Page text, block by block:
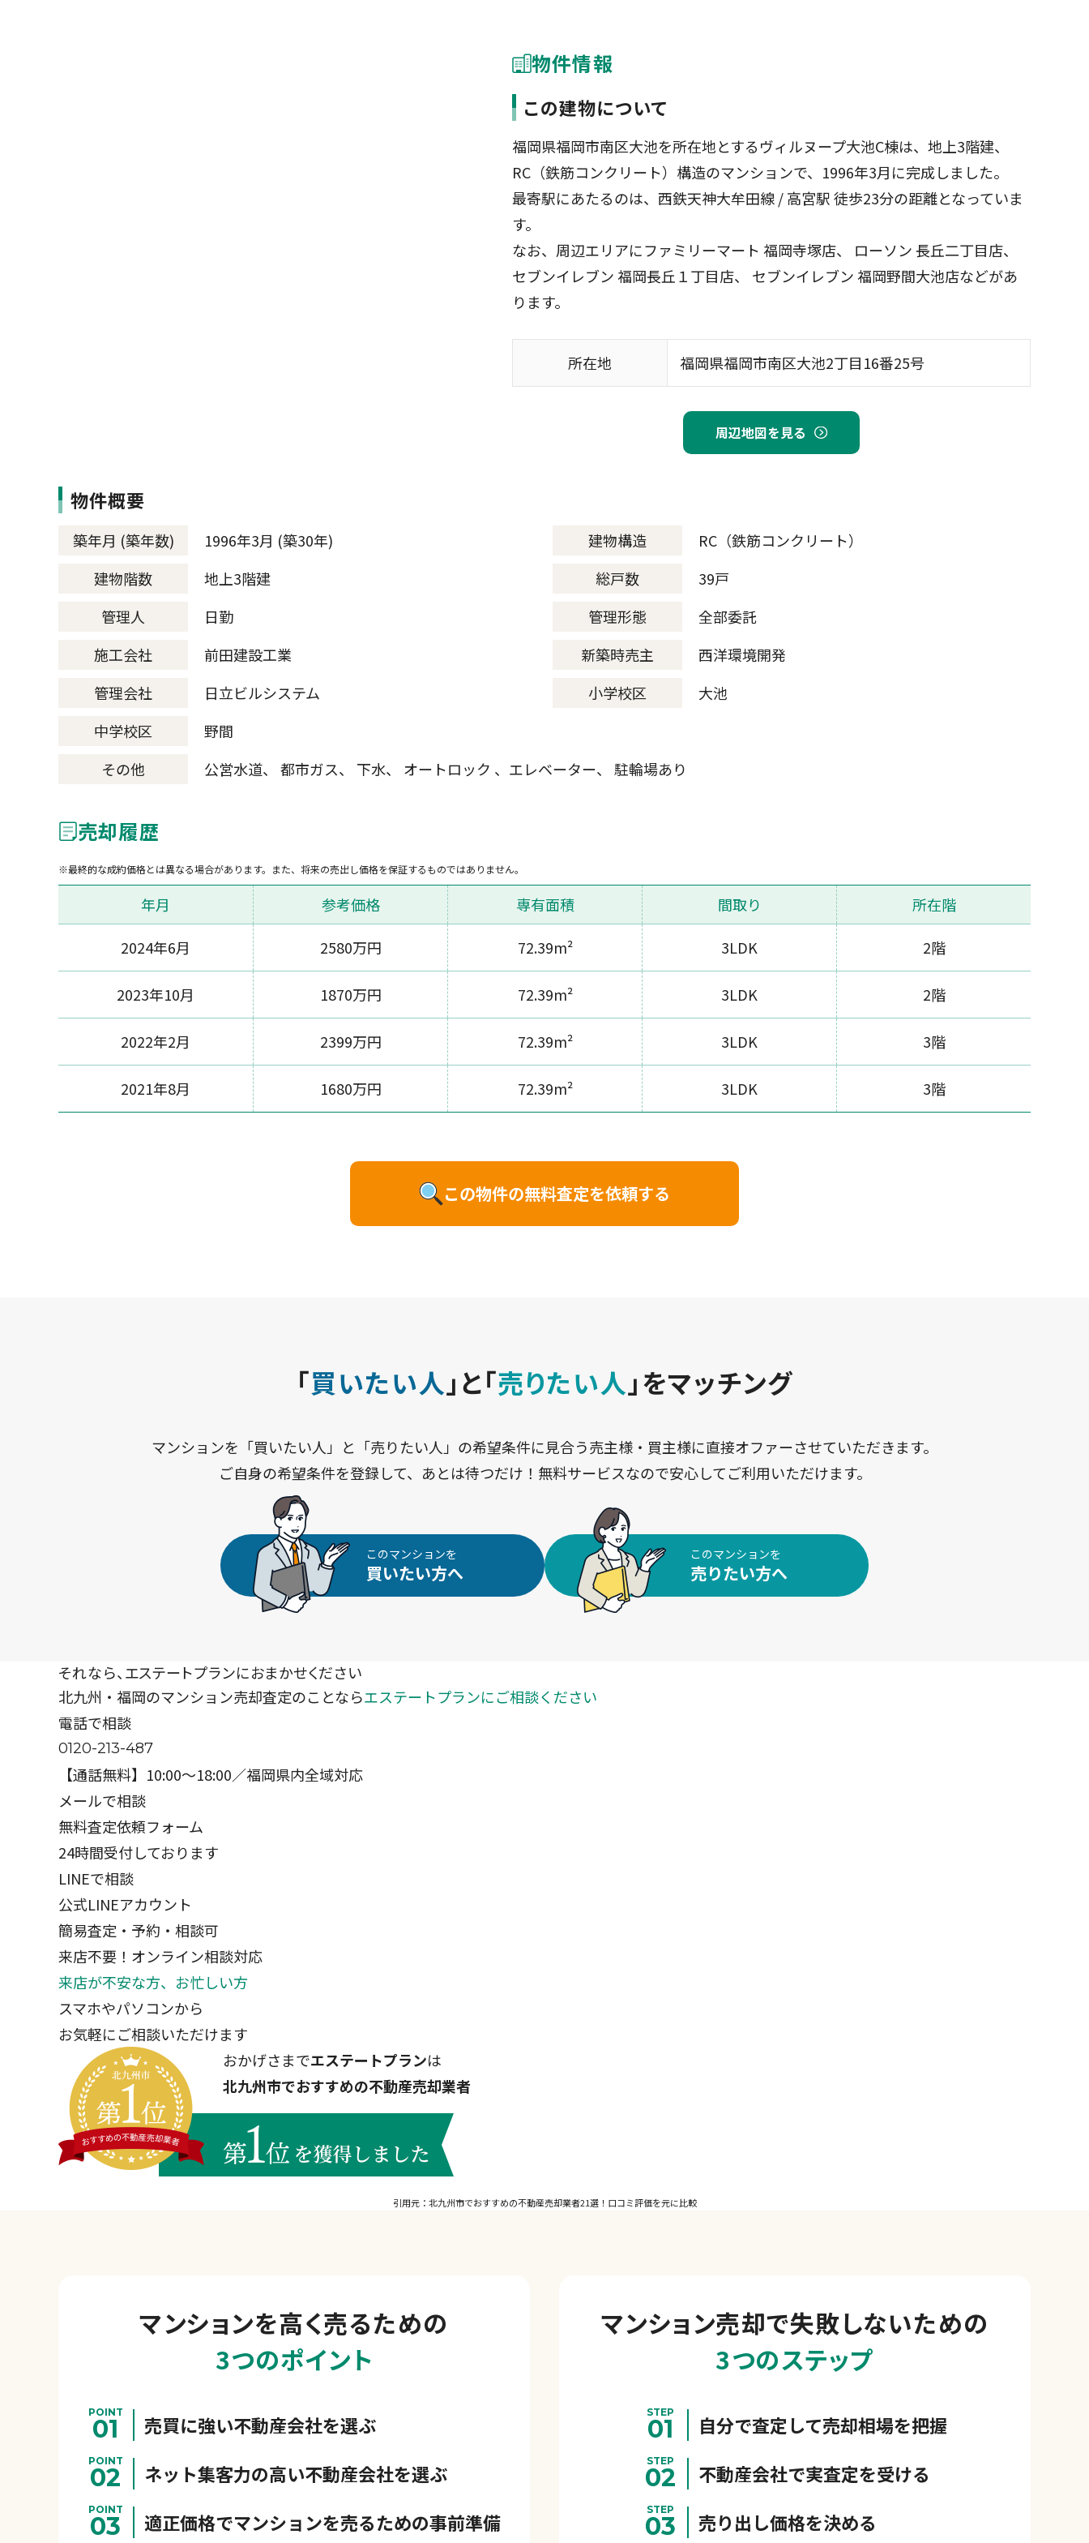
物件情報
この建物について
福岡県福岡市南区大池を所在地とするヴィルヌープ大池C棟は、地上3階建、
RC（鉄筋コンクリート）構造のマンションで、1996年3月に完成しました。
最寄駅にあたるのは、西鉄天神大牟田線 / 高宮駅 徒歩23分の距離となっていま
す。
なお、周辺エリアにファミリーマート 福岡寺塚店、 ローソン 長丘二丁目店、
セブンイレブン 福岡長丘１丁目店、 セブンイレブン 福岡野間大池店などがあ
ります。
所在地 福岡県福岡市南区大池2丁目16番25号
周辺地図を見る
物件概要
築年月 (築年数) 1996年3月 (築30年) 建物構造
RC（鉄筋コンクリート）
建物階数
地上3階建 総戸数
39戸
管理人
日勤 管理形態
全部委託
施工会社
前田建設工業 新築時売主
西洋環境開発
管理会社
日立ビルシステム 小学校区
大池
中学校区
野間
その他
公営水道、 都市ガス、 下水、 オートロック 、エレベーター、 駐輪場あり
売却履歴
最終的な成約価格とは異なる場合があります。また、将来の売出し価格を保証するものではありません。
年月 参考価格 専有面積 間取り 所在階
2024年6月 2580万円 72.39m² 3LDK 2階
2023年10月 1870万円 72.39m² 3LDK 2階
2022年2月 2399万円 72.39m² 3LDK 3階
2021年8月 1680万円 72.39m² 3LDK 3階
この物件の無料査定を依頼する
「買いたい人 」と「売りたい人 」をマッチング
マンションを「買いたい人」と「売りたい人」の希望条件に見合う売主様・買主様に直接オファーさせていただきます。
ご自身の希望条件を登録して、あとは待つだけ！無料サービスなので安心してご利用いただけます。
このマンションを
買いたい方へ
このマンションを
売りたい方へ
それなら、 エステートプランにおまかせください
北九州・福岡のマンション売却査定のことならエステートプランにご相談ください
電話で相談
0120-213-487
【通話無料】10:00〜18:00／福岡県内全域対応
メールで相談
無料査定依頼フォーム
24時間受付しております
LINEで相談
公式LINEアカウント
簡易査定・予約・相談可
来店不要！オンライン相談対応
来店が不安な方、お忙しい方
スマホやパソコンから
お気軽にご相談いただけます
おかげさまでエステートプランは
北九州市でおすすめの不動産売却業者
引用元：北九州市でおすすめの不動産売却業者21選！口コミ評価を元に比較
マンションを高く売るための
3つのポイント
POINT
01 売買に強い不動産会社を選ぶ
POINT
02 ネット集客力の高い不動産会社を選ぶ
POINT
03 適正価格でマンションを売るための事前準備
マンション売却で失敗しないための
3つのステップ
STEP
01 自分で査定して売却相場を把握
STEP
02 不動産会社で実査定を受ける
STEP
03 売り出し価格を決める